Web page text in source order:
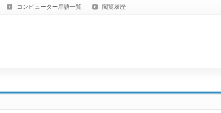
コンピューター用語一覧 閲覧履歴